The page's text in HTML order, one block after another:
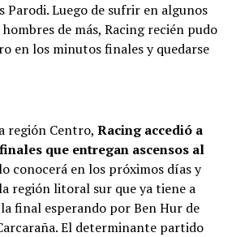
Parodi. Luego de sufrir en algunos
de más, Racing recién pudo
en los minutos finales y quedarse
región Centro, Racing accedió a
que entregan ascensos al
conocerá en los próximos días y
región litoral sur que ya tiene a
final esperando por Ben Hur de
El determinante partido